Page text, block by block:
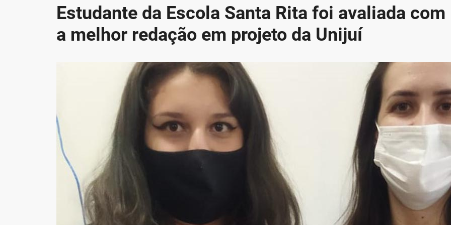
Estudante da Escola Santa Rita foi avaliada com
a melhor redação em projeto da Unijuí